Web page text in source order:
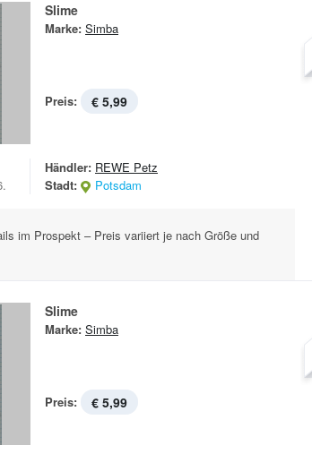
Slime
Marke: Simba
Preis: € 5,99
Händler: REWE Petz
Stadt:
Potsdam
im Prospekt – Preis variiert je nach Größe und
Slime
Marke: Simba
Preis: € 5,99